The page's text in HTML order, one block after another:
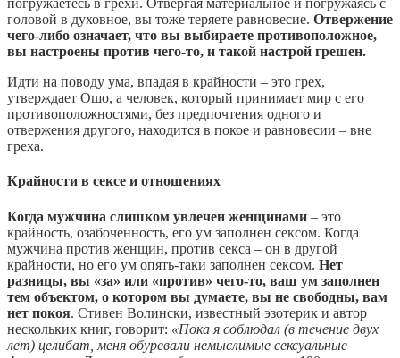
погружаетесь в грехи. Отвергая материальное и погружаясь с
головой в духовное, вы тоже теряете равновесие. Отвержение
чего-либо означает, что вы выбираете противоположное,
вы настроены против чего-то, и такой настрой грешен.
Идти на поводу ума, впадая в крайности – это грех,
утверждает Ошо, а человек, который принимает мир с его
противоположностями, без предпочтения одного и
отвержения другого, находится в покое и равновесии – вне
греха.
Крайности в сексе и отношениях
Когда мужчина слишком увлечен женщинами – это
крайность, озабоченность, его ум заполнен сексом. Когда
мужчина против женщин, против секса – он в другой
крайности, но его ум опять-таки заполнен сексом. Нет
разницы, вы «за» или «против» чего-то, ваш ум заполнен
тем объектом, о котором вы думаете, вы не свободны, вам
нет покоя. Стивен Волински, известный эзотерик и автор
нескольких книг, говорит: «Пока я соблюдал (в течение двух
лет) целибат, меня обуревали немыслимые сексуальные